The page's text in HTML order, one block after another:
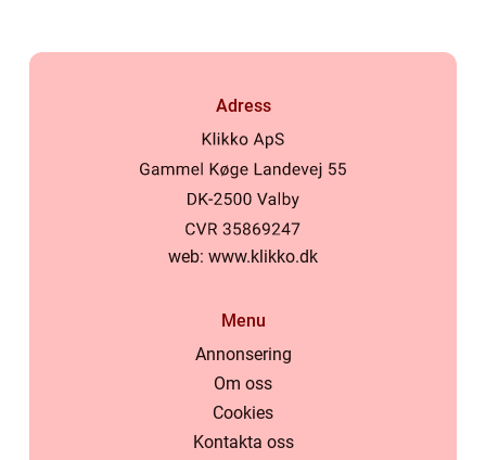
Adress
web: www.klikko.dk
Menu
Annonsering
Om oss
Cookies
Kontakta oss